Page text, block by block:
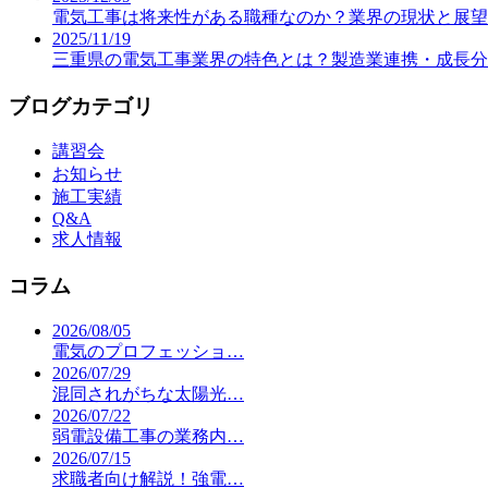
電気工事は将来性がある職種なのか？業界の現状と展望
2025/11/19
三重県の電気工事業界の特色とは？製造業連携・成長
ブログカテゴリ
講習会
お知らせ
施工実績
Q&A
求人情報
コラム
2026/08/05
電気のプロフェッショ…
2026/07/29
混同されがちな太陽光…
2026/07/22
弱電設備工事の業務内…
2026/07/15
求職者向け解説！強電…